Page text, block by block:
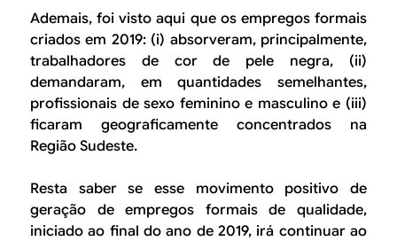
Ademais, foi visto aqui que os empregos formais
criados em 2019: (i) absorveram, principalmente,
trabalhadores de cor de pele negra, (ii)
demandaram, em quantidades semelhantes,
profissionais de sexo feminino e masculino e (iii)
ficaram geograficamente concentrados na
Região Sudeste.
Resta saber se esse movimento positivo de
geração de empregos formais de qualidade,
iniciado ao final do ano de 2019, irá continuar ao